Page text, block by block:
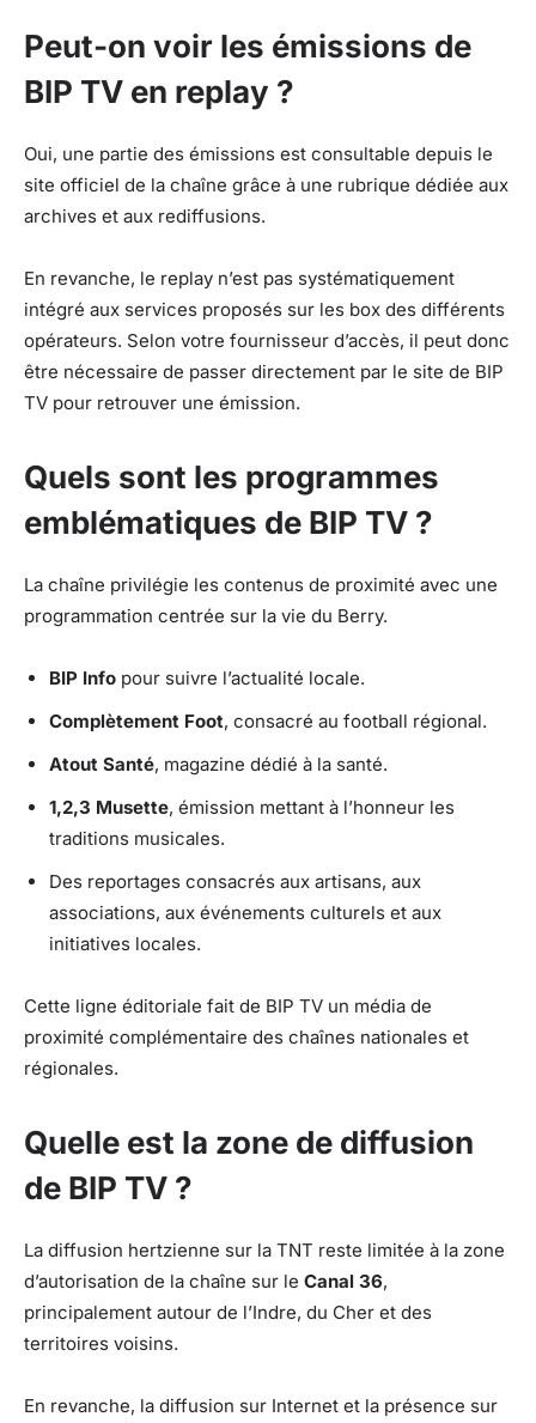
Peut-on voir les émissions de
BIP TV en replay ?
Oui, une partie des émissions est consultable depuis le
site officiel de la chaîne grâce à une rubrique dédiée aux
archives et aux rediffusions.
En revanche, le replay n’est pas systématiquement
intégré aux services proposés sur les box des différents
opérateurs. Selon votre fournisseur d’accès, il peut donc
être nécessaire de passer directement par le site de BIP
TV pour retrouver une émission.
Quels sont les programmes
emblématiques de BIP TV ?
La chaîne privilégie les contenus de proximité avec une
programmation centrée sur la vie du Berry.
BIP Info pour suivre l’actualité locale.
Complètement Foot, consacré au football régional.
Atout Santé, magazine dédié à la santé.
1,2,3 Musette, émission mettant à l’honneur les
traditions musicales.
Des reportages consacrés aux artisans, aux
associations, aux événements culturels et aux
initiatives locales.
Cette ligne éditoriale fait de BIP TV un média de
proximité complémentaire des chaînes nationales et
régionales.
Quelle est la zone de diffusion
de BIP TV ?
La diffusion hertzienne sur la TNT reste limitée à la zone
d’autorisation de la chaîne sur le Canal 36,
principalement autour de l’Indre, du Cher et des
territoires voisins.
En revanche, la diffusion sur Internet et la présence sur